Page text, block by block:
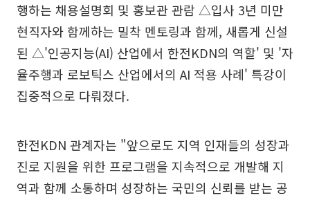
행하는 채용설명회 및 홍보관 관람 △입사 3년 미만
현직자와 함께하는 밀착 멘토링과 함께, 새롭게 신설
된 △'인공지능(AI) 산업에서 한전KDN의 역할' 및 '자
율주행과 로보틱스 산업에서의 AI 적용 사례' 특강이
집중적으로 다뤄졌다.
한전KDN 관계자는 "앞으로도 지역 인재들의 성장과
진로 지원을 위한 프로그램을 지속적으로 개발해 지
역과 함께 소통하며 성장하는 국민의 신뢰를 받는 공